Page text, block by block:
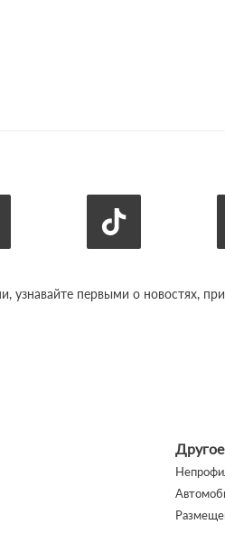
первыми о новостях,